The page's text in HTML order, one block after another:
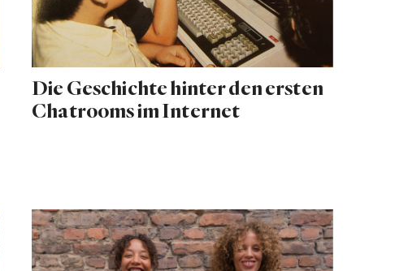
Die Geschichte hinter den ersten
Chatrooms im Internet